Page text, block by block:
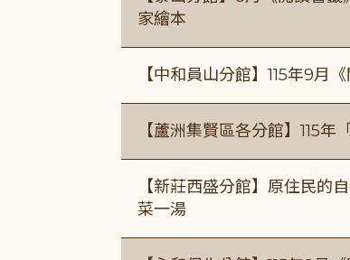
家繪本
【中和員山分館】115年9月
【蘆洲集賢區各分館】115
【新莊西盛分館】原住民的
菜一湯